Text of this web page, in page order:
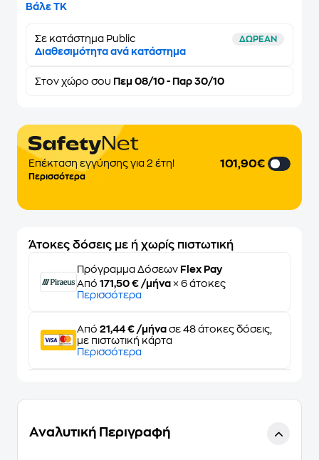
Βάλε ΤΚ
Σε κατάστημα Public ΔΩΡΕΑΝ
Διαθεσιμότητα ανά κατάστημα
Στον χώρο σου Πεμ 08/10 - Παρ 30/10
Επέκταση εγγύησης για 2 έτη!
Περισσότερα
101,90€
Άτοκες δόσεις με ή χωρίς πιστωτική
Πρόγραμμα Δόσεων Flex Pay
Από 171,50 € /μήνα × 6 άτοκες
Περισσότερα
Από 21,44 € /μήνα σε 48 άτοκες δόσεις,
με πιστωτική κάρτα
Περισσότερα
Αναλυτική Περιγραφή